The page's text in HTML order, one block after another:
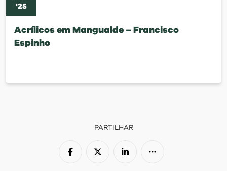
'25
Acrílicos em Mangualde – Francisco
Espinho
PARTILHAR